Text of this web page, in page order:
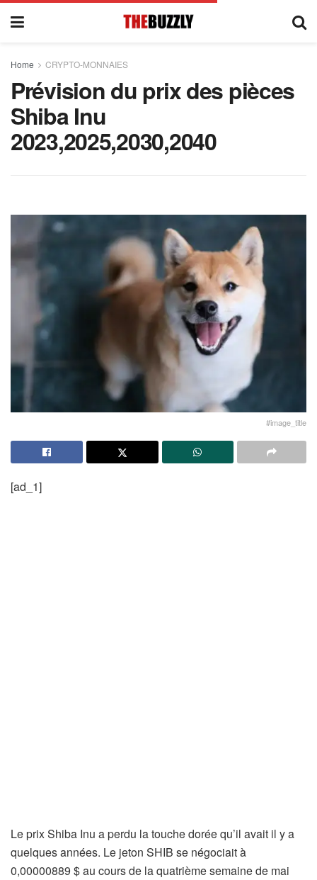
Home CRYPTO-MONNAIES
Prévision du prix des pièces
Shiba Inu
2023,2025,2030,2040
#image_title
[ad_1]
Le prix Shiba Inu a perdu la touche dorée qu’il avait il y a
quelques années. Le jeton SHIB se négociait à
0,00000889 $ au cours de la quatrième semaine de mai